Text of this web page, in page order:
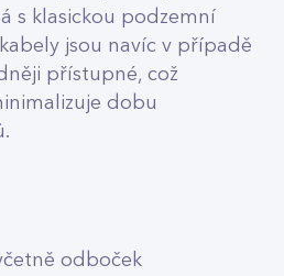
s klasickou podzemní
jsou navíc v případě
přístupné, což
dobu
odboček